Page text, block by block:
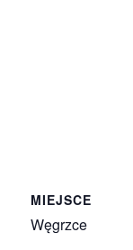
MIEJSCE
Węgrzce